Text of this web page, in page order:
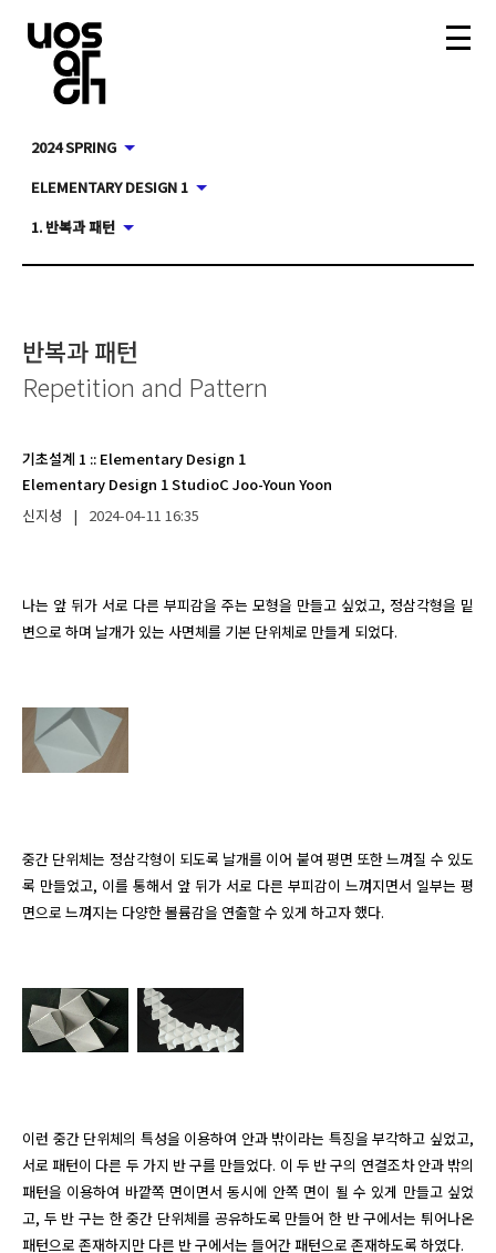
2024 SPRING
ELEMENTARY DESIGN 1
1. 반복과 패턴
반복과 패턴
Repetition and Pattern
기초설계 1 :: Elementary Design 1
Elementary Design 1 StudioC Joo-Youn Yoon
신지성
| 2024-04-11 16:35
나는 앞 뒤가 서로 다른 부피감을 주는 모형을 만들고 싶었고, 정삼각형을 밑
중간 단위체는 정삼각형이 되도록 날개를 이어 붙여 평면 또한 느껴질 수 있도
록 만들었고, 이를 통해서 앞 뒤가 서로 다른 부피감이 느껴지면서 일부는 평
면으로 느껴지는 다양한 볼륨감을 연출할 수 있게 하고자 했다.
이런 중간 단위체의 특성을 이용하여 안과 밖이라는 특징을 부각하고 싶었고,
서로 패턴이 다른 두 가지 반 구를 만들었다. 이 두 반 구의 연결조차 안과 밖의
패턴을 이용하여 바깥쪽 면이면서 동시에 안쪽 면이 될 수 있게 만들고 싶었
고, 두 반 구는 한 중간 단위체를 공유하도록 만들어 한 반 구에서는 튀어나온
패턴으로 존재하지만 다른 반 구에서는 들어간 패턴으로 존재하도록 하였다.